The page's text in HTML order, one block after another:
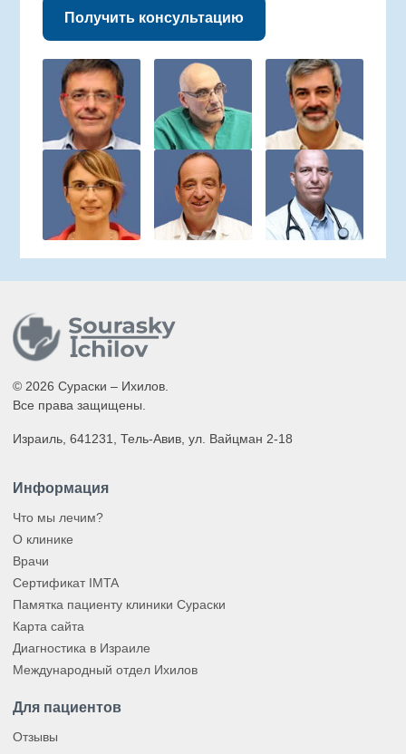
Получить консультацию
© 2026 Сураски – Ихилов.
Все права защищены.
Израиль, 641231, Тель-Авив, ул. Вайцман 2-18
Информация
Что мы лечим?
О клинике
Врачи
Сертификат IMTA
Памятка пациенту клиники Сураски
Карта сайта
Диагностика в Израиле
Международный отдел Ихилов
Для пациентов
Отзывы